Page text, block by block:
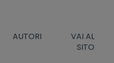
per le traduzioni
AUTORI
VAI AL
SITO